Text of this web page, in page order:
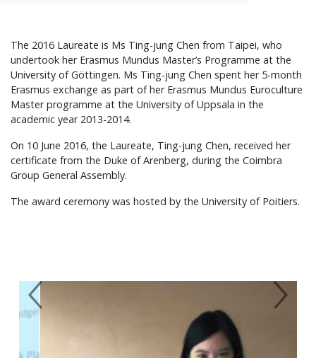
The 2016 Laureate is Ms Ting-jung Chen from Taipei, who
undertook her Erasmus Mundus Master’s Programme at the
University of Göttingen. Ms Ting-jung Chen spent her 5-month
Erasmus exchange as part of her Erasmus Mundus Euroculture
Master programme at the University of Uppsala in the
academic year 2013-2014.
On 10 June 2016, the Laureate, Ting-jung Chen, received her
certificate from the Duke of Arenberg, during the Coimbra
Group General Assembly.
The award ceremony was hosted by the University of Poitiers.
Previous Next